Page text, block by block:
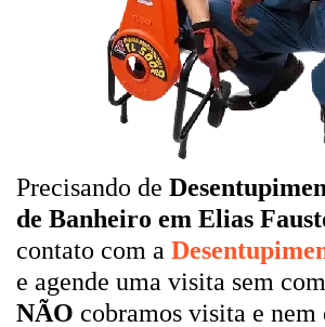
Precisando de
de Banheiro em Elias
contato com a
e agende uma visita sem
NÃO cobramos visita e nem